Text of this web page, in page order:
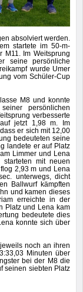
absolviert werden.
startete im 50-m-
M11. Im Weitsprung
seine persönliche
wurde Umer
vom Schüler-Cup
M8 und konnte
persönlichen
verbesserte
jetzt 1,98 m. Im
er sich mit 12,00
bedeuteten seine
landete er auf Platz
Limmer und Lena
mit neuen
2,93 m und Lena
unterwegs, dicht
Ballwurf kämpften
und kamen dieses
erreichte in der
Platz und Lena kam
bedeutete dies
konnte sich über
noch an ihren
Minuten über
bei der M8 die
seinen siebten Platz